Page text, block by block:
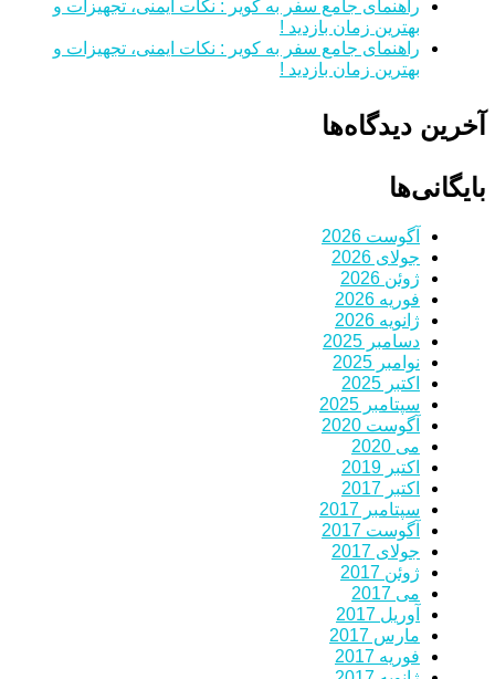
راهنمای جامع سفر به کویر : نکات ایمنی، تجهیزات و
بهترین زمان بازدید !
راهنمای جامع سفر به کویر : نکات ایمنی، تجهیزات و
بهترین زمان بازدید !
آخرین دیدگاه‌ها
بایگانی‌ها
آگوست 2026
جولای 2026
ژوئن 2026
فوریه 2026
ژانویه 2026
دسامبر 2025
نوامبر 2025
اکتبر 2025
سپتامبر 2025
آگوست 2020
می 2020
اکتبر 2019
اکتبر 2017
سپتامبر 2017
آگوست 2017
جولای 2017
ژوئن 2017
می 2017
آوریل 2017
مارس 2017
فوریه 2017